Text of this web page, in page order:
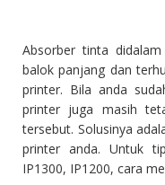
Absorber tinta
balok panjang dan
printer. Bila anda
printer juga masih
tersebut. Solusinya
printer anda. Untuk
IP1300, IP1200, cara